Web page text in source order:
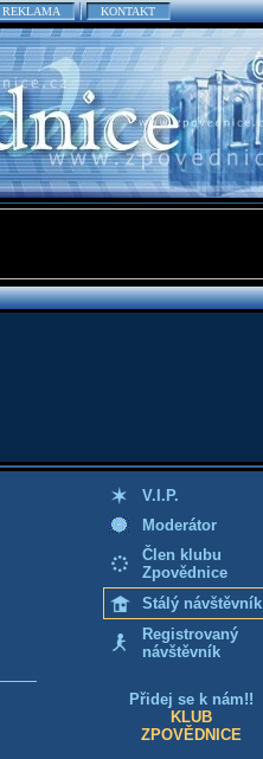
REKLAMA KONTAKT
V.I.P.
Moderátor
Člen klubu
Zpovědnice
Stálý návštěvník
Registrovaný
návštěvník
Přidej se k nám!!
KLUB
ZPOVĚDNICE